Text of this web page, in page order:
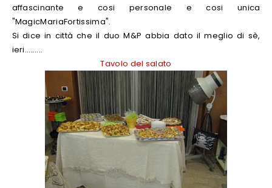
affascinante e cosi personale e cosi unica
"MagicMariaFortissima".
Si dice in città che il duo M&P abbia dato il meglio di sè,
ieri.........
Tavolo del salato